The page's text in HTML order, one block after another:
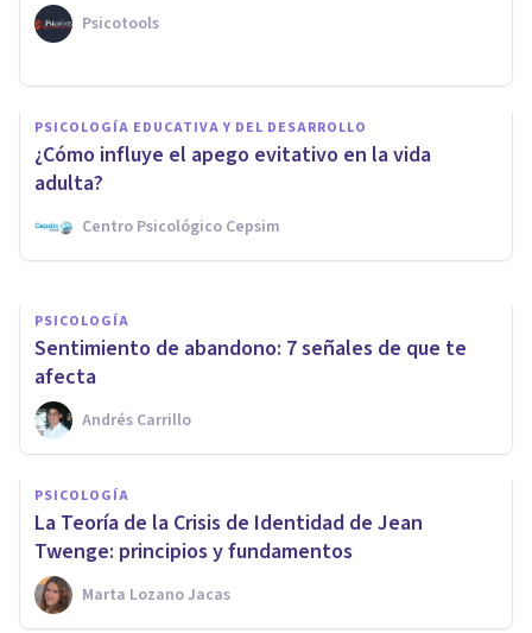
Psicotools
PSICOLOGÍA EDUCATIVA Y DEL DESARROLLO
¿Cómo influye el apego evitativo en la vida
adulta?
Centro Psicológico Cepsim
Enamorarse de alguien con
Trastorno Límite de la
Personalidad: ¿qué retos
pueden afrontarse?
Carmen Rodriguez De Haro
PSICOLOGÍA
Sentimiento de abandono: 7 señales de que te
afecta
Andrés Carrillo
PSICOLOGÍA
La Teoría de la Crisis de Identidad de Jean
Twenge: principios y fundamentos
Marta Lozano Jacas